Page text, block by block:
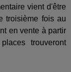
vient d'être
troisième fois au
en vente à partir
trouveront